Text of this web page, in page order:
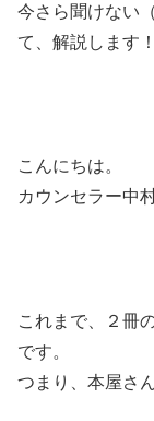
今さら聞けない
て、解説します！
こんにちは。
カウンセラー中
これまで、２冊
です。
つまり、本屋さ